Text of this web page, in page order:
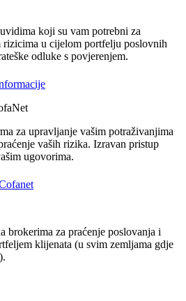
koji su vam potrebni za
u cijelom portfelju poslovnih
odluke s povjerenjem.
za upravljanje vašim potraživanjima
vaših rizika. Izravan pristup
ugovorima.
brokerima za praćenje poslovanja i
klijenata (u svim zemljama gdje